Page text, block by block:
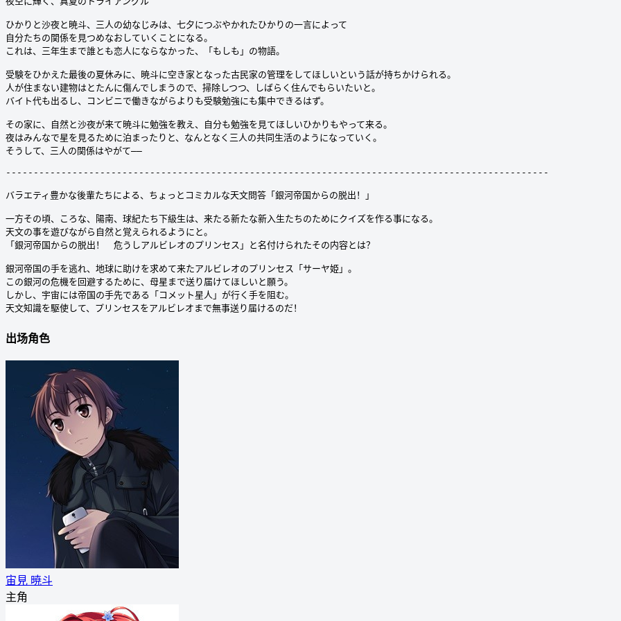
ひかりと沙夜と暁斗、三人の幼なじみは、七夕につぶやかれたひかりの一言によって
自分たちの関係を見つめなおしていくことになる。
これは、三年生まで誰とも恋人にならなかった、「もしも」の物語。
受験をひかえた最後の夏休みに、暁斗に空き家となった古民家の管理をしてほしいという話が持ちかけられる。
人が住まない建物はとたんに傷んでしまうので、掃除しつつ、しばらく住んでもらいたいと。
バイト代も出るし、コンビニで働きながらよりも受験勉強にも集中できるはず。
その家に、自然と沙夜が来て暁斗に勉強を教え、自分も勉強を見てほしいひかりもやって来る。
夜はみんなで星を見るために泊まったりと、なんとなく三人の共同生活のようになっていく。
そうして、三人の関係はやがて――
--------------------------------------------------------------------------------------------------
バラエティ豊かな後輩たちによる、ちょっとコミカルな天文問答「銀河帝国からの脱出！」
一方その頃、ころな、陽南、球紀たち下級生は、来たる新たな新入生たちのためにクイズを作る事になる。
天文の事を遊びながら自然と覚えられるようにと。
「銀河帝国からの脱出！　危うしアルビレオのプリンセス」と名付けられたその内容とは？
銀河帝国の手を逃れ、地球に助けを求めて来たアルビレオのプリンセス「サーヤ姫」。
この銀河の危機を回避するために、母星まで送り届けてほしいと願う。
しかし、宇宙には帝国の手先である「コメット星人」が行く手を阻む。
出场角色
宙見 暁斗
主角